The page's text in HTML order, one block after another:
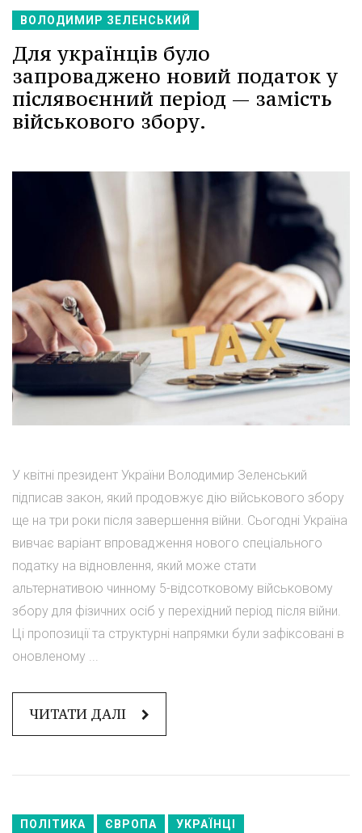
ВОЛОДИМИР ЗЕЛЕНСЬКИЙ
Для українців було
запроваджено новий податок у
післявоєнний період — замість
військового збору.
У квітні президент України Володимир Зеленський
підписав закон, який продовжує дію військового збору
ще на три роки після завершення війни. Сьогодні Україна
вивчає варіант впровадження нового спеціального
податку на відновлення, який може стати
альтернативою чинному 5-відсотковому військовому
збору для фізичних осіб у перехідний період після війни.
Ці пропозиції та структурні напрямки були зафіксовані в
оновленому ...
ЧИТАТИ ДАЛІ
ПОЛІТИКА ЄВРОПА УКРАЇНЦІ